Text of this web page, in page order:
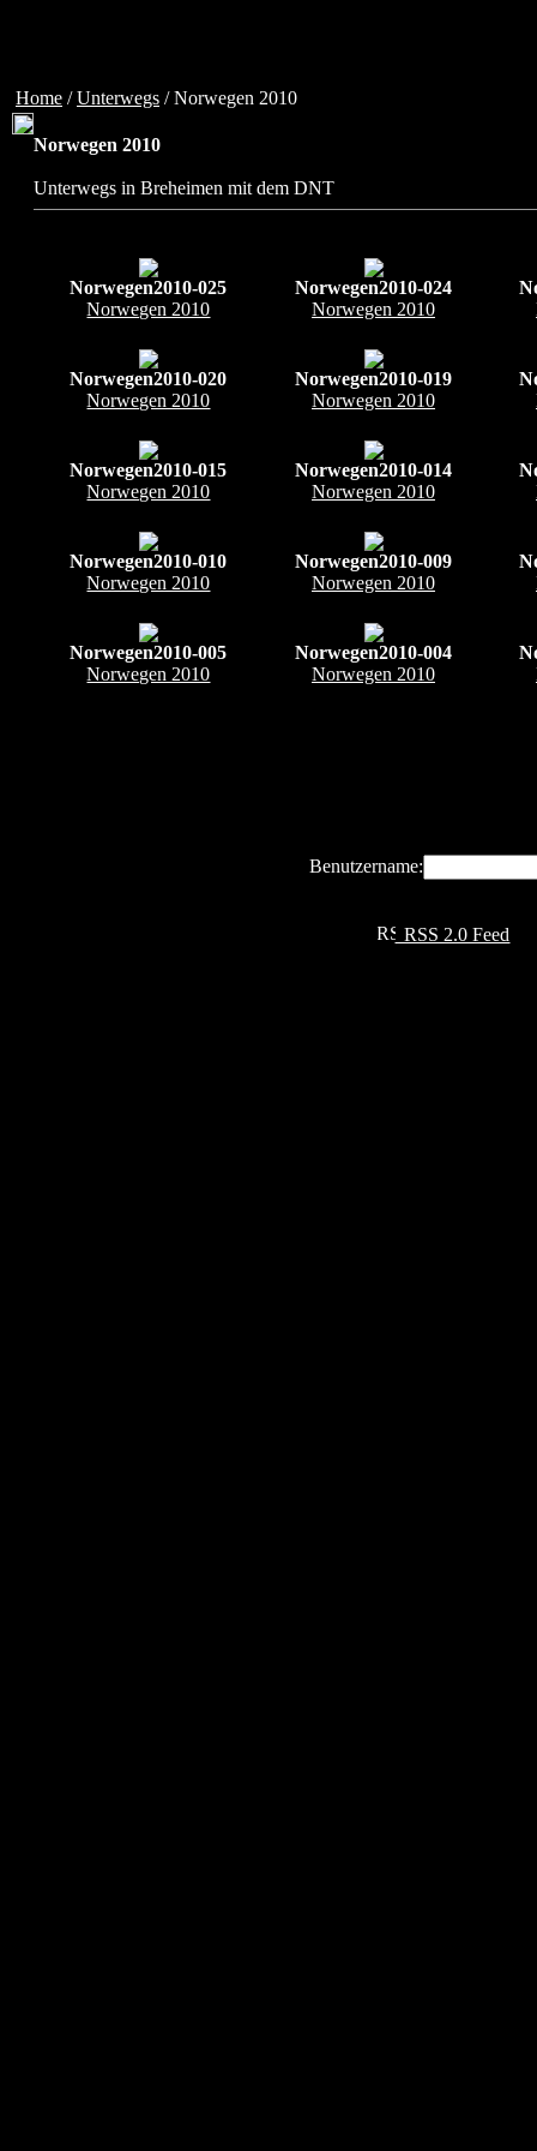
Home /Unterwegs / Norwegen 2010
Norwegen 2010
Unterwegs in Breheimen mit dem DNT
Norwegen2010-025
Norwegen 2010
Norwegen2010-024
Norwegen 2010
Norwegen2010-020
Norwegen 2010
Norwegen2010-019
Norwegen 2010
Norwegen2010-015
Norwegen 2010
Norwegen2010-014
Norwegen 2010
Norwegen2010-010
Norwegen 2010
Norwegen2010-009
Norwegen 2010
Norwegen2010-005
Norwegen 2010
Norwegen2010-004
Norwegen 2010
Benutzername:
RSS 2.0 Feed